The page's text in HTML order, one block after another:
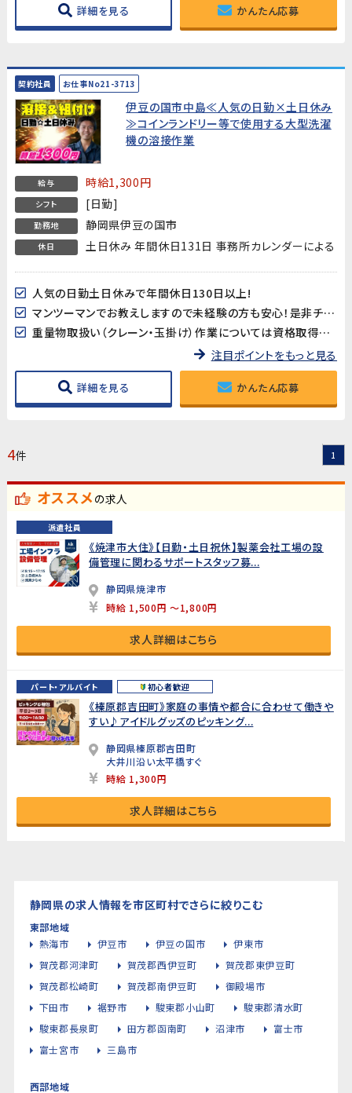
詳細を見る かんたん応募
契約社員 お仕事No21-3713
伊豆の国市中島≪人気の日勤×土日休み
≫コインランドリー等で使用する大型洗濯
機の溶接作業
給与 時給1,300円
シフト [日勤]
勤務地 静岡県伊豆の国市
休日 土日休み 年間休日131日 事務所カレンダーによる
人気の日勤土日休みで年間休日130日以上!
マンツーマンでお教えしますので未経験の方も安心！是非チャレンジしてみてください！
重量物取扱い（クレーン・玉掛け）作業については資格取得支援が有ります！
注目ポイントをもっと見る
詳細を見る かんたん応募
4件 1
オススメの求人
派遣社員
《焼津市大住》【日勤・土日祝休】製薬会社工場の設
備管理に関わるサポートスタッフ募...
静岡県焼津市
時給 1,500円 ～1,800円
求人詳細はこちら
パート・アルバイト 初心者歓迎
《榛原郡吉田町》家庭の事情や都合に合わせて働きや
すい♪アイドルグッズのピッキング...
静岡県榛原郡吉田町
大井川沿い太平橋すぐ
時給 1,300円
求人詳細はこちら
静岡県の求人情報を市区町村でさらに絞りこむ
東部地域
熱海市
伊豆市 伊豆の国市
伊東市
賀茂郡河津町
賀茂郡西伊豆町
賀茂郡東伊豆町
賀茂郡松崎町
賀茂郡南伊豆町
御殿場市
下田市
裾野市 駿東郡小山町
駿東郡清水町
駿東郡長泉町
田方郡函南町 沼津市
富士市
富士宮市
三島市
西部地域